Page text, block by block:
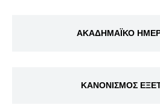
ΑΚΑΔΗΜΑΪΚΟ
ΚΑΝΟΝΙΣΜΟΣ